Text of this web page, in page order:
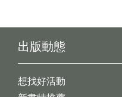
出版動態
想找好活動